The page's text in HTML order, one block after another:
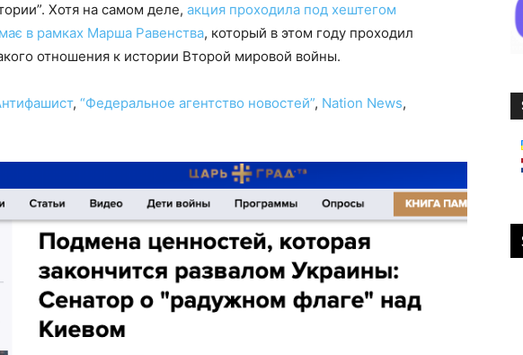
Хотя на самом деле, акция проходила под хештегом
в рамках Марша Равенства, который в этом году проходил
отношения к истории Второй мировой войны.
, “Федеральное агентство новостей”, Nation News,